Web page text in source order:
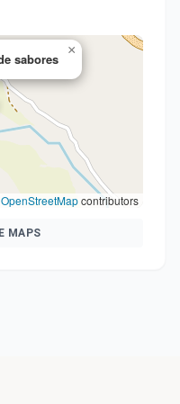
sabores
×
OpenStreetMapcontributors
MAPS